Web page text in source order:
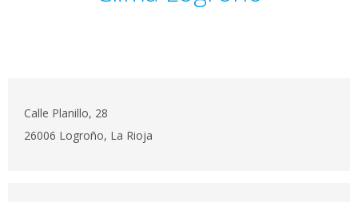
Calle Planillo, 28
26006 Logroño, La Rioja